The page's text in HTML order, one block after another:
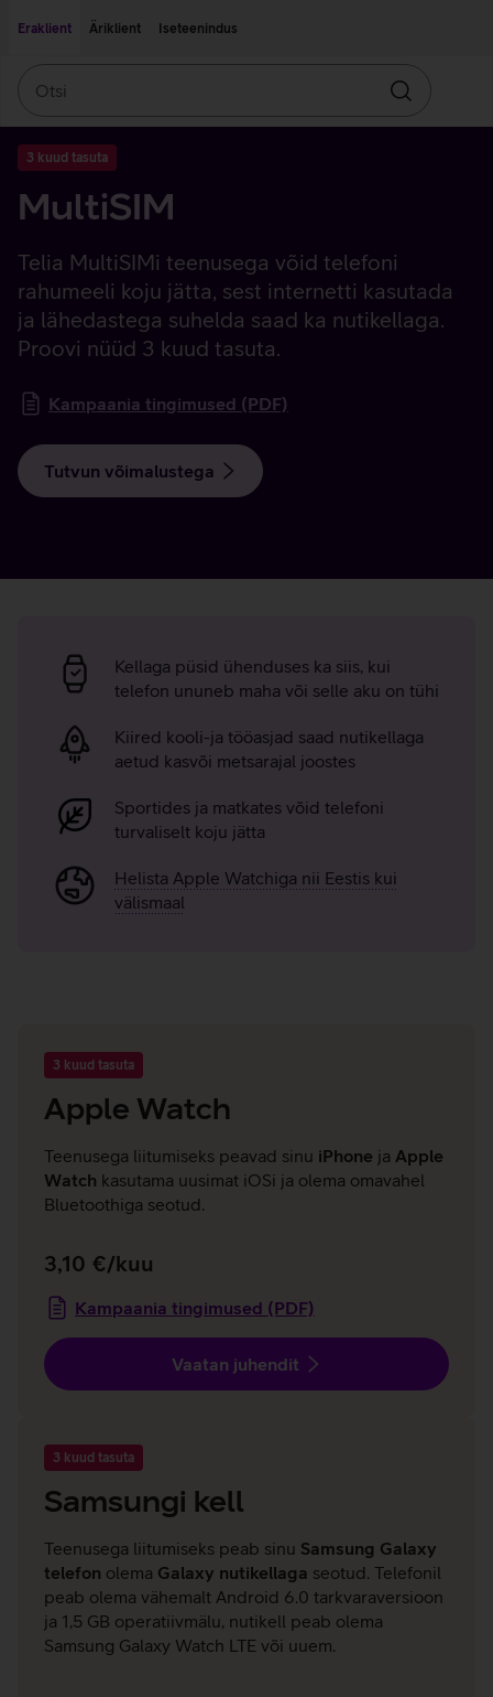
Eraklient
Äriklient Iseteenindus
Otsin
3 kuud tasuta
MultiSIM
Telia MultiSIMi teenusega võid telefoni
rahumeeli koju jätta, sest internetti kasutada
ja lähedastega suhelda saad ka nutikellaga.
Proovi nüüd 3 kuud tasuta.
Kampaania tingimused (PDF)
Tutvun võimalustega
eelisedKellaga püsid ühenduses ka siis, kui
telefon ununeb maha või selle aku on tühi
Kiired kooli-ja tööasjad saad nutikellaga
aetud kasvõi metsarajal joostes
Sportides ja matkates võid telefoni
turvaliselt koju jätta
Helista Apple Watchiga nii Eestis kui
välismaal
3 kuud tasuta
Apple Watch
Teenusega liitumiseks peavad sinu iPhone ja Apple
Watch kasutama uusimat iOSi ja olema omavahel
Bluetoothiga seotud.
3,10 €/kuu
Kampaania tingimused (PDF)
Vaatan juhendit
3 kuud tasuta
Samsungi kell
Teenusega liitumiseks peab sinu Samsung Galaxy
telefon olema Galaxy nutikellaga seotud. Telefonil
peab olema vähemalt Android 6.0 tarkvaraversioon
ja 1,5 GB operatiivmälu, nutikell peab olema
Samsung Galaxy Watch LTE või uuem.